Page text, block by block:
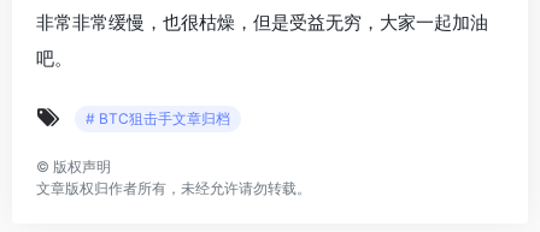
非常非常缓慢，也很枯燥，但是受益无穷，大家一起加油
吧。
# BTC狙击手文章归档
© 版权声明
文章版权归作者所有，未经允许请勿转载。